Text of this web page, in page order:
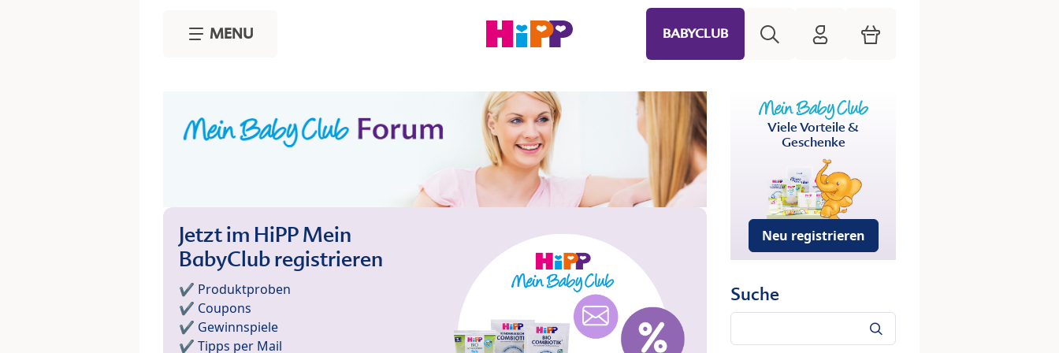
MENU BABYCLUB HiPP Mein Babyclub
Warenkorb
Jetzt im HiPP Mein
BabyClub registrieren
✔️ Produktproben
✔️ Coupons
✔️ Gewinnspiele
✔️ Tipps per Mail
Viele Vorteile &
Geschenke
Neu registrieren
Suche